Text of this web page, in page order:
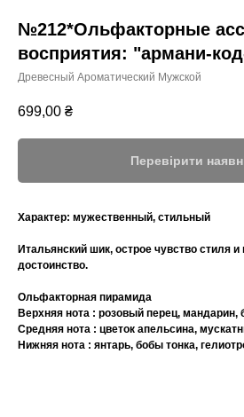
№212*Ольфакторные
восприятия: "армани-
Древесный Aроматический Мужской
699,00 ₴
Перевірити
Характер: мужественный, стильный
Итальянский шик, острое чувство стиля и
достоинство.
Ольфакторная пирамида
Верхняя нота : розовый перец, мандарин,
Средняя нота : цветок апельсина,
Нижняя нота : янтарь, бобы тонка,